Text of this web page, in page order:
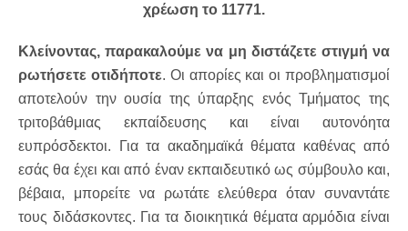
χρέωση το 11771.
Κλείνοντας, παρακαλούμε να μη διστάζετε στιγμή να
ρωτήσετε οτιδήποτε. Οι απορίες και οι προβληματισμοί
αποτελούν την ουσία της ύπαρξης ενός Τμήματος της
τριτοβάθμιας εκπαίδευσης και είναι αυτονόητα
ευπρόσδεκτοι. Για τα ακαδημαϊκά θέματα καθένας από
εσάς θα έχει και από έναν εκπαιδευτικό ως σύμβουλο και,
βέβαια, μπορείτε να ρωτάτε ελεύθερα όταν συναντάτε
τους διδάσκοντες. Για τα διοικητικά θέματα αρμόδια είναι